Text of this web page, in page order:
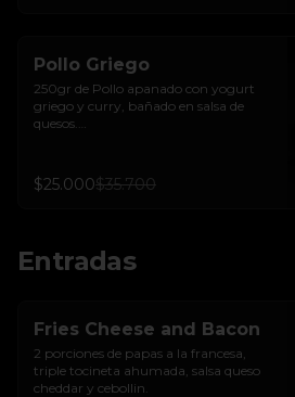
Pollo Griego
250gr de Pollo apanado con yogurt
griego y curry, bañado en salsa de
quesos.
$25.000$35.700
Entradas
Fries Cheese and Bacon
2 porciones de papas a la francesa,
triple tocineta ahumada, salsa queso
cheddar y cebollin.